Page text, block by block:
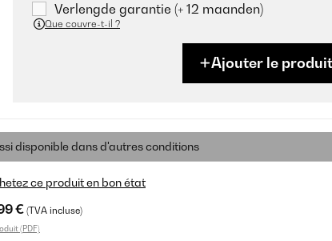
Verlengde garantie (+ 12 maanden)
Que couvre-t-il ?
Ajouter le
disponible dans d'autres conditions
ce produit en bon état
€ (TVA incluse)
(PDF)